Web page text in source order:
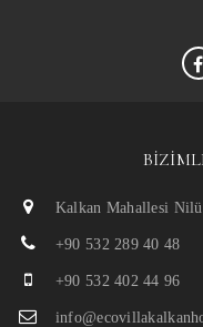
Kalkan Mahallesi
+90 532 289 40 48
+90 532 402 44 96